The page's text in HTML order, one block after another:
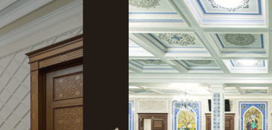
Шымкент, проспект Республики, 6А
+7 (7252) 560-560
info@hotelshymkent.com